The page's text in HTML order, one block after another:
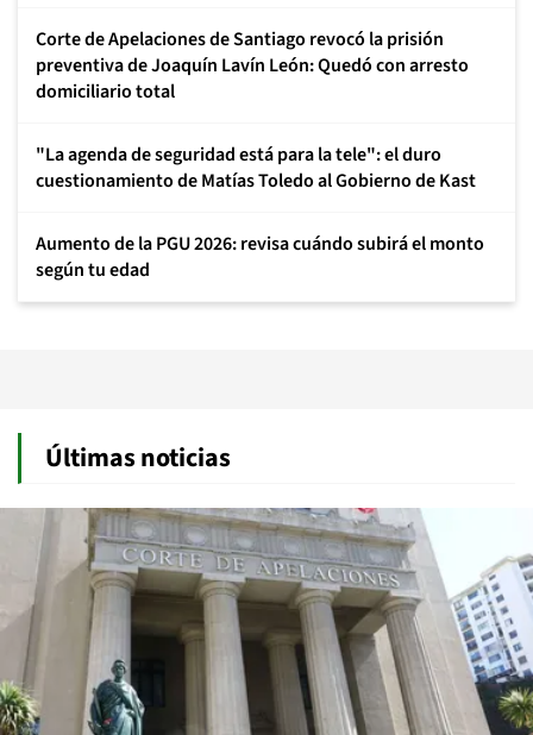
Corte de Apelaciones de Santiago revocó la prisión
preventiva de Joaquín Lavín León: Quedó con arresto
domiciliario total
"La agenda de seguridad está para la tele": el duro
cuestionamiento de Matías Toledo al Gobierno de Kast
Aumento de la PGU 2026: revisa cuándo subirá el monto
según tu edad
Últimas noticias